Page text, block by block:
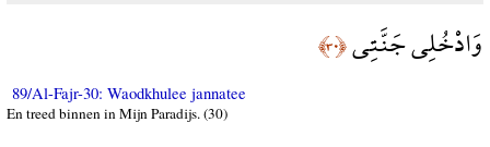
وَادْخُلِي جَنَّتِي﴿٣٠﴾
89/Al-Fajr-30: Waodkhulee jannatee
En treed binnen in Mijn Paradijs. (30)